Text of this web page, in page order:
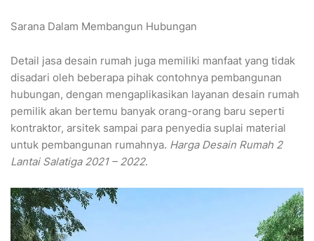
Sarana Dalam Membangun Hubungan
Detail jasa desain rumah juga memiliki manfaat yang tidak
disadari oleh beberapa pihak contohnya pembangunan
hubungan, dengan mengaplikasikan layanan desain rumah
pemilik akan bertemu banyak orang-orang baru seperti
kontraktor, arsitek sampai para penyedia suplai material
untuk pembangunan rumahnya. Harga Desain Rumah 2
Lantai Salatiga 2021 – 2022.